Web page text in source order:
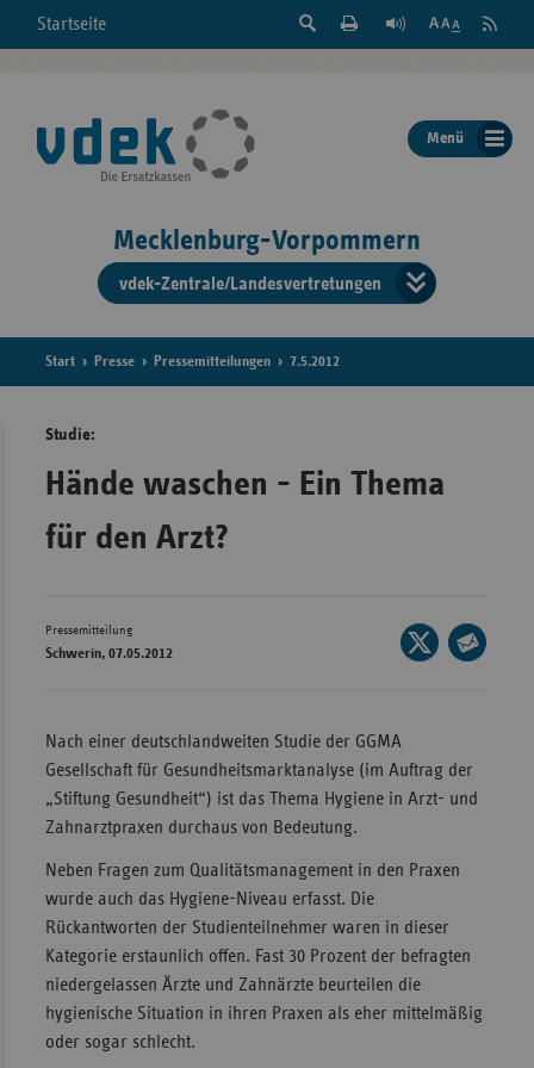
Startseite
Suche
der
Seite
Feed
Menü
Mecklenburg-Vorpommern
vdek-Zentrale/Landesvertretungen
der
Start Presse Pressemitteilungen 7.5.2012
Studie:
Hände waschen - Ein Thema
für den Arzt?
Pressemitteilung
Schwerin, 07.05.2012
Seite
auf
teilen
Nach einer deutschlandweiten Studie der GGMA
Gesellschaft für Gesundheitsmarktanalyse (im Auftrag der
„Stiftung Gesundheit“) ist das Thema Hygiene in Arzt- und
Zahnarztpraxen durchaus von Bedeutung.
Neben Fragen zum Qualitätsmanagement in den Praxen
wurde auch das Hygiene-Niveau erfasst. Die
Rückantworten der Studienteilnehmer waren in dieser
Kategorie erstaunlich offen. Fast 30 Prozent der befragten
niedergelassen Ärzte und Zahnärzte beurteilen die
hygienische Situation in ihren Praxen als eher mittelmäßig
oder sogar schlecht.